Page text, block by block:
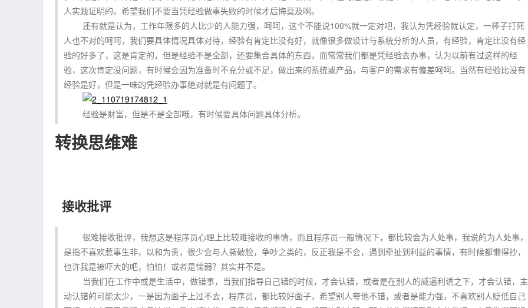
人实践证明的。希望我们不要当凭经验做事失败的时候才后悔莫及啊。
还有就是认为，工作年限多的人比少的人能力强，呵呵，这个不能说100%就一定对吧，我认为凭经验就认定，一棒子打死
人也不对的呵呵，我们要具体情况具体对待，经验有肯定比没有好，就像很多做设计与系统分析的人员，有经验，肯定比没有经
验的好多了，这是肯定的，但是经验不是全部，还要集合具体的东西，而常常我们都是凭经验去办事，认为以前有过这样的经
验，这次肯定没问题，有时候会因为准备时不充分或不足，做出来的系统或产品，与客户的需求有偏差呵呵。当然有经验比没有
经验是好，但是一味的凭经验办事绝对就是有问题了。
经验是财富，但是不是全部哦，有时候要具体问题具体分析。
转换思维难
接收批评
很难接收批评，我想这是程序员心理上比较难接收的事情，而且程序员一般情况下，都比较会为人处事，我说的为人处事，
是指不喜欢惹事生非，以和为贵，很少会与人撕破脸，争吵之类的，反正我是不会，遇到牵扯到利益的事情，有时候都懒得抄，
也许我是被吓大的吧，怕怕！或者是懦弱？其实并不是。
当我们在工作中或是生活中，做错事，当我们指导自己错的时候，才会认错，或者是在别人的威逼利诱之下，才会认错，主
动认错的可能太少，一是因为面子上过不去，程序员，都比较好面子，希望别人夸他不错，或者是能力强，不喜欢别人贬低自己